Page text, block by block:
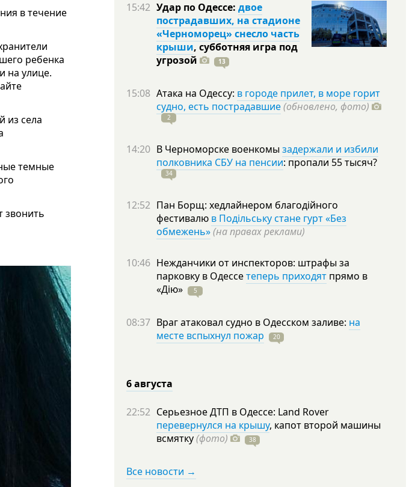
в течение
ребенка
на улице.
из села
темные
звонить
15:42 Удар по Одессе: двое
пострадавших, на стадионе
«Черноморец» снесло часть
крыши, субботняя игра под
угрозой
13
15:08 Атака на Одессу: в городе прилет, в море горит
судно, есть пострадавшие(обновлено, фото)
2
14:20 В Черноморске военкомы задержали и избили
полковника СБУ на пенсии: пропали 55тысяч?
34
12:52 Пан Борщ: хедлайнером благодійного
фестивалю в Подільську стане гурт «Без
обмежень»(на правах реклами)
10:46 Нежданчики от инспекторов: штрафы за
парковку в Одессетеперь приходят прямо в
«Дію»
5
08:37 Враг атаковал судно в Одесском заливе: на
месте вспыхнул пожар
20
6 августа
22:52 Серьезное ДТП в Одессе: Land Rover
перевернулся на крышу, капот второй машины
всмятку(фото) 38
Все новости →